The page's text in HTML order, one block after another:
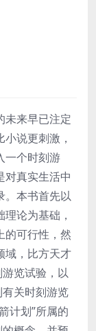
未来早已注定
说更刺激，
一个时刻游
对真实生活中
。本书首先以
论为基础，
的可行性，然
域，比方天才
览试验，以
关时刻游览
计划”所属的